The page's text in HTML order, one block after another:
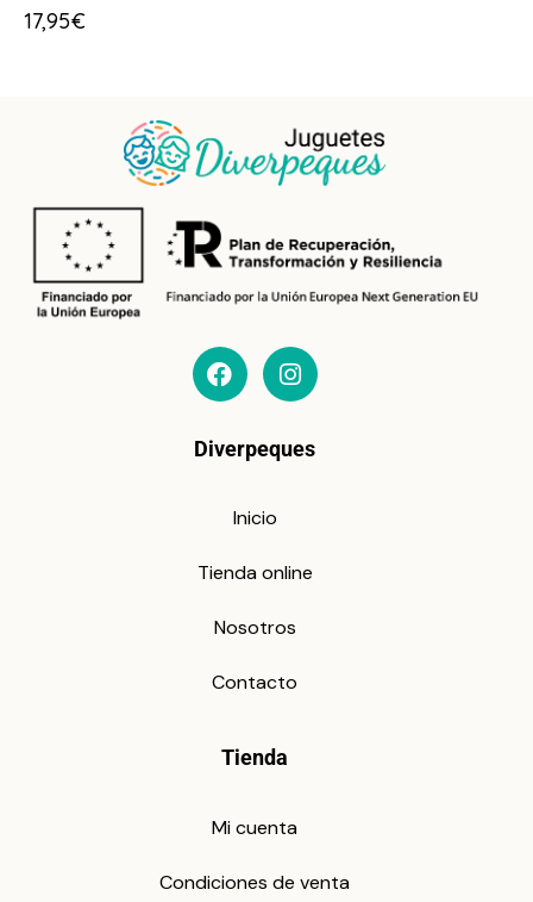
17,95€
Diverpeques
Inicio
Tienda online
Nosotros
Contacto
Tienda
Mi cuenta
Condiciones de venta